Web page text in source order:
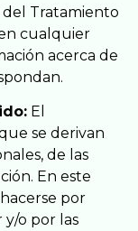
Tratamiento
cualquier
acerca de
El
se derivan
de las
En este
por
y/o por las